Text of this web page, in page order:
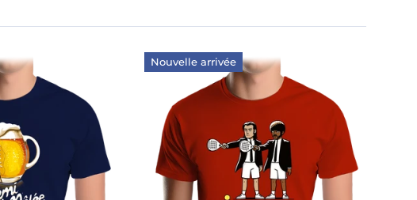
Nouvelle arrivée